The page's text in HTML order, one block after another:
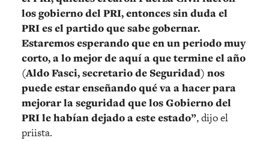
los gobierno del PRI, entonces sin duda el
PRI es el partido que sabe gobernar.
Estaremos esperando que en un periodo muy
corto, a lo mejor de aquí a que termine el año
(Aldo Fasci, secretario de Seguridad) nos
puede estar enseñando qué va a hacer para
mejorar la seguridad que los Gobierno del
PRI le habían dejado a este estado”, dijo el
priista.